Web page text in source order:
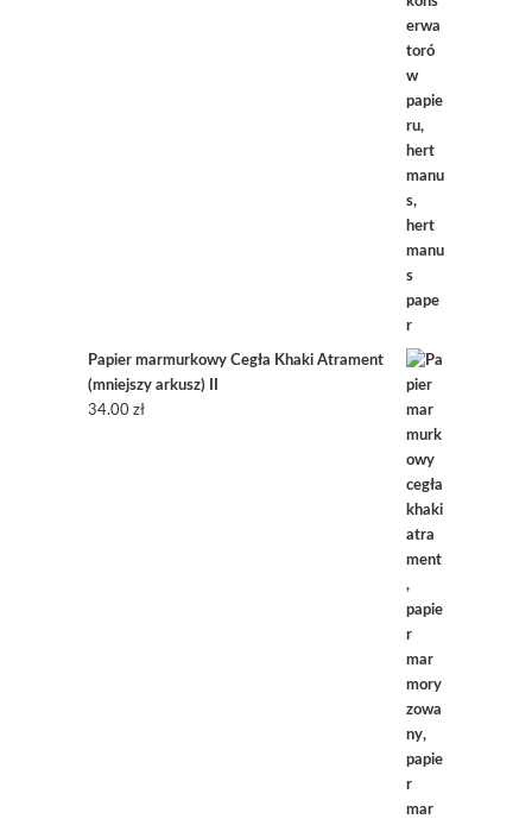
Papier marmurkowy Cegła Khaki Atrament
(mniejszy arkusz) II
34.00 zł